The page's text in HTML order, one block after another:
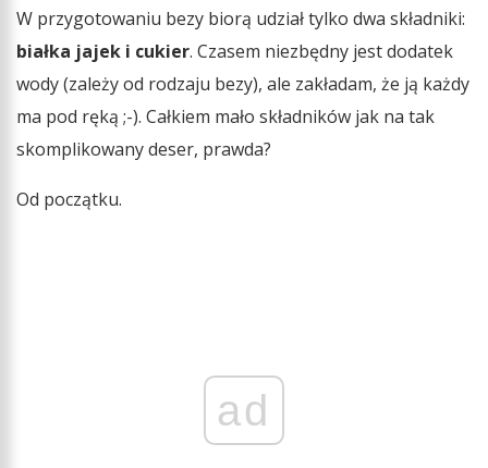
W przygotowaniu bezy biorą udział tylko dwa składniki:
białka jajek i cukier. Czasem niezbędny jest dodatek
wody (zależy od rodzaju bezy), ale zakładam, że ją każdy
ma pod ręką ;-). Całkiem mało składników jak na tak
skomplikowany deser, prawda?
Od początku.
ad